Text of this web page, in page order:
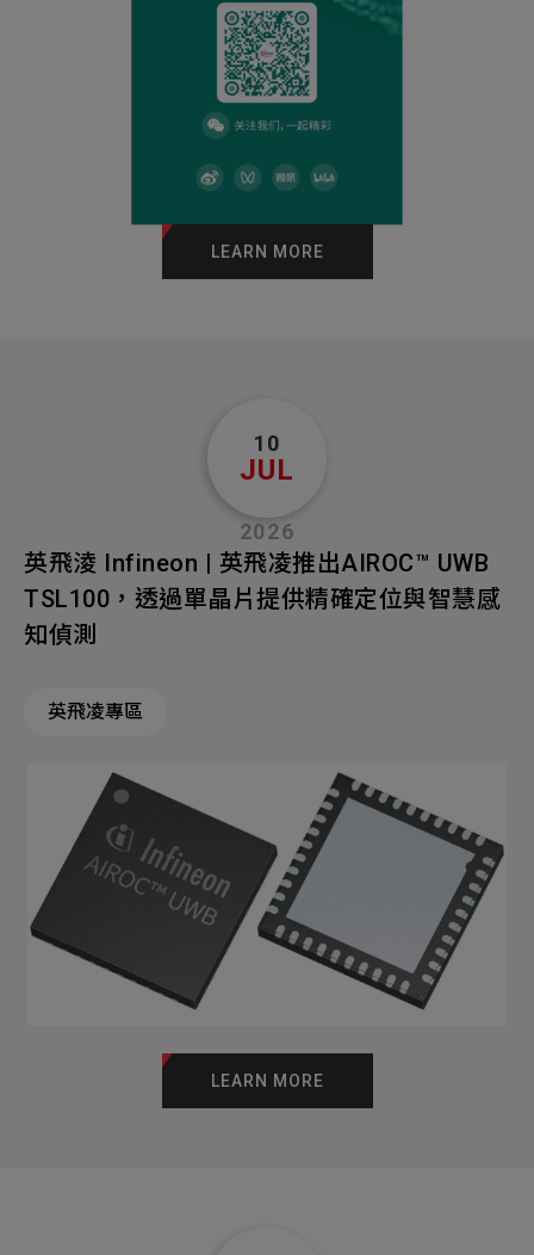
LEARN MORE
10
JUL
2026
英飛淩 Infineon | 英飛凌推出AIROC™ UWB
TSL100，透過單晶片提供精確定位與智慧感
知偵測
英飛凌專區
LEARN MORE